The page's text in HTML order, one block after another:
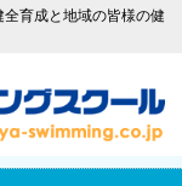
育成と地域の皆様の健